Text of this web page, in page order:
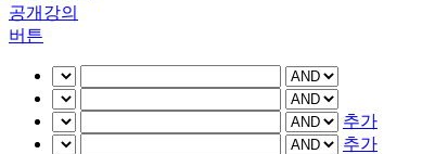
공개강의
버튼
추가
추가